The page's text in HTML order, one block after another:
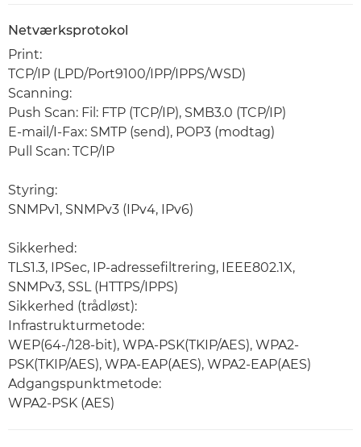
Netværksprotokol
Print:
TCP/IP (LPD/Port9100/IPP/IPPS/WSD)
Scanning:
Push Scan: Fil: FTP (TCP/IP), SMB3.0 (TCP/IP)
E-mail/I-Fax: SMTP (send), POP3 (modtag)
Pull Scan: TCP/IP
Styring:
SNMPv1, SNMPv3 (IPv4, IPv6)
Sikkerhed:
TLS1.3, IPSec, IP-adressefiltrering, IEEE802.1X,
SNMPv3, SSL (HTTPS/IPPS)
Sikkerhed (trådløst):
Infrastrukturmetode:
WEP(64-/128-bit), WPA-PSK(TKIP/AES), WPA2-
PSK(TKIP/AES), WPA-EAP(AES), WPA2-EAP(AES)
Adgangspunktmetode:
WPA2-PSK (AES)